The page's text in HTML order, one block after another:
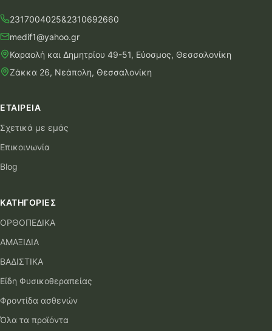
2317004025&2310692660
medif1@yahoo.gr
Καραολή και Δημητρίου 49-51, Εύοσμος, Θεσσαλονίκη
Ζάκκα 26, Νεάπολη, Θεσσαλονίκη
ΕΤΑΙΡΕΊΑ
Σχετικά με εμάς
Επικοινωνία
Blog
ΚΑΤΗΓΟΡΊΕΣ
ΟΡΘΟΠΕΔΙΚΑ
ΑΜΑΞΙΔΙΑ
ΒΑΔΙΣΤΙΚΑ
Είδη Φυσικοθεραπείας
Φροντίδα ασθενών
Όλα τα προϊόντα